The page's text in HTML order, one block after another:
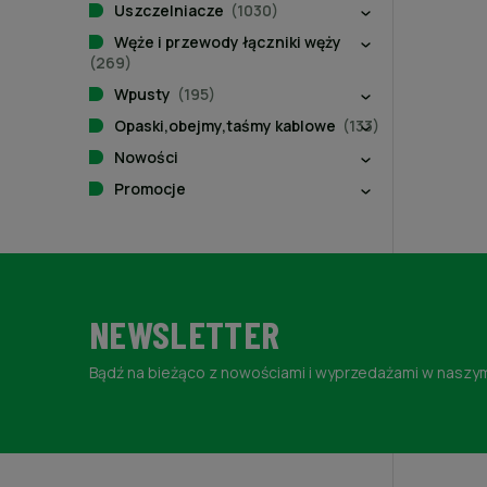
Uszczelniacze (1030)
Węże i przewody łączniki węży
(269)
Wpusty (195)
Opaski,obejmy,taśmy kablowe (133)
Nowości
Promocje
NEWSLETTER
Bądź na bieżąco z nowościami i wyprzedażami w